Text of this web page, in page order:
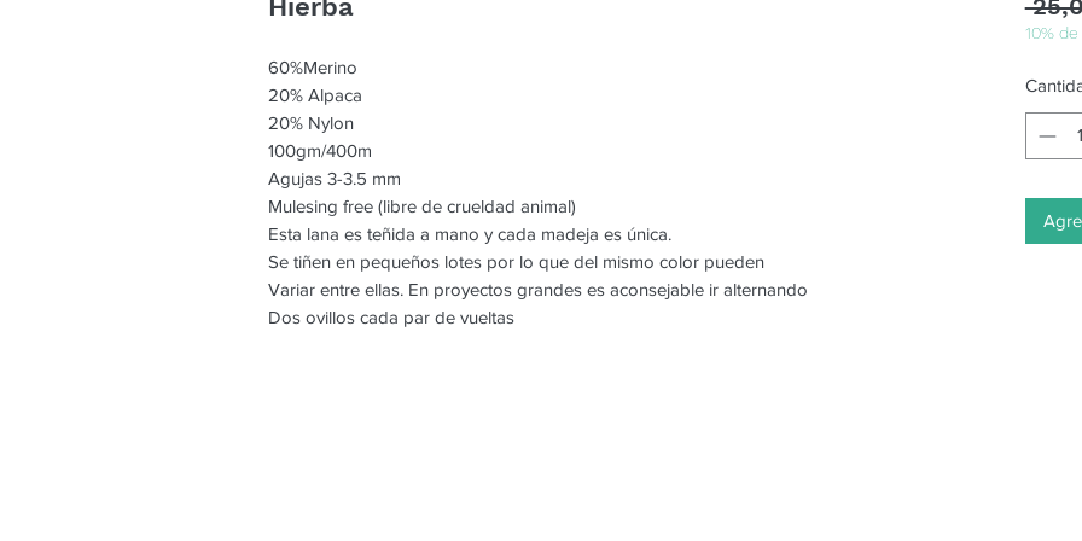
Hierba
60%Merino
20% Alpaca
20% Nylon
100gm/400m
Agujas 3-3.5 mm
Mulesing free (libre de crueldad animal)
Esta lana es teñida a mano y cada madeja es única.
Se tiñen en pequeños lotes por lo que del mismo color pueden
Variar entre ellas. En proyectos grandes es aconsejable ir alternando
Dos ovillos cada par de vueltas
10%